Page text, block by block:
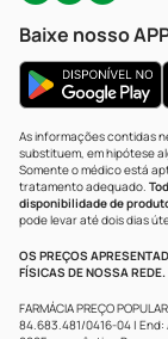
Baixe nosso
As informações contidas
substituem, em hipótese
Somente o médico está
tratamento adequado.
disponibilidade de
pode levar até dois dias
OS PREÇOS
FÍSICAS DE NOSSA REDE.
FARMÁCIA PREÇO
84.683.481/0416-04 | End: